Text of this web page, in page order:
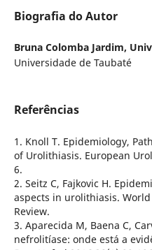
Biografia do Autor
Bruna Colomba Jardim,
Universidade de Taubaté
Referências
1. Knoll T. Epidemiology,
of Urolithiasis. European
6.
2. Seitz C, Fajkovic H.
aspects in urolithiasis. World
Review.
3. Aparecida M, Baena C,
nefrolitíase: onde está a